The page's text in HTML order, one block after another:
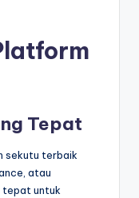
Tepat
sekutu terbaik
atau
tepat untuk